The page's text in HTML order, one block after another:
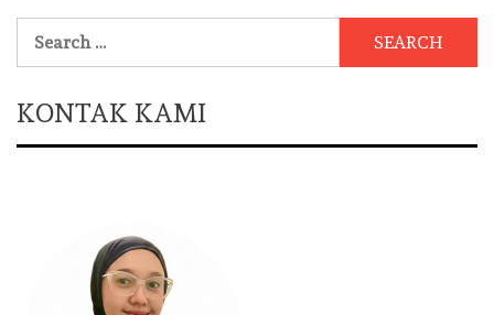
for:
KONTAK KAMI